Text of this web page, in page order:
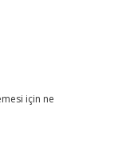
için ne